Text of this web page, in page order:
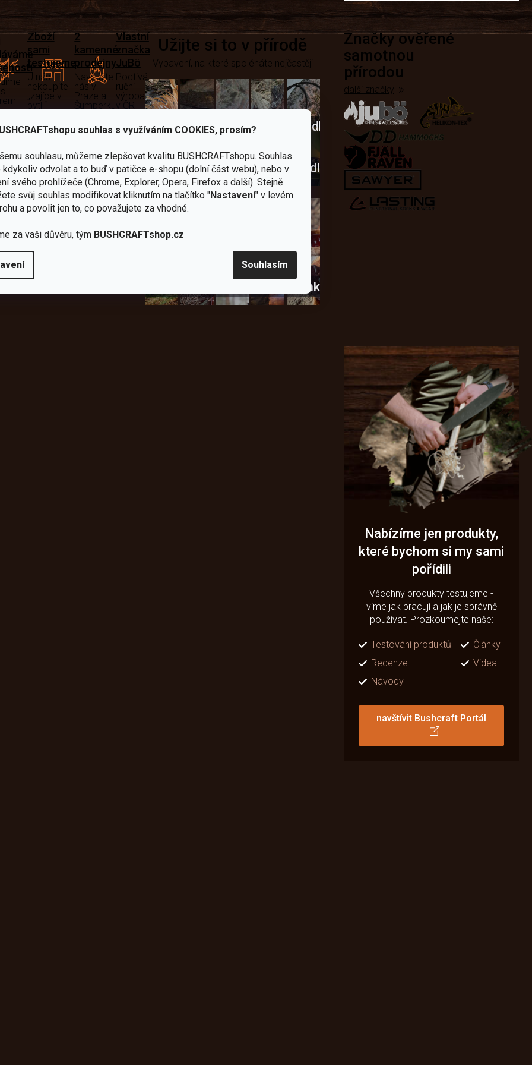
souhlas s využíváním COOKIES, prosím?
souhlasu, můžeme zlepšovat kvalitu BUSHCRAFTshopu. Souhlas
kdykoliv odvolat a to buď v patičce e-shopu (dolní část webu), nebo v
svého prohlížeče (Chrome, Explorer, Opera, Firefox a další). Stejně
svůj souhlas modifikovat kliknutím na tlačítko "Nastavení" v levém
a povolit jen to, co považujete za vhodné.
za vaši důvěru, tým BUSHCRAFTshop.cz
Souhlasím
Zboží
sami
testujeme
U nás
nekoupíte
„zajíce v
pytli“
2
kamenné
prodejny
Navštivte
nás v
Praze a
Šumperku
Vlastní
značka
JuBö
Poctivá
ruční
výroba
v ČR
skvělé výhody
Užijte si to v přírodě
Vybavení, na které spoléháte nejčastěji
NožeSekery
Vařiče
kartušeNádobí
Křesadla
škrtadla
Novinky
Značky ověřené
samotnou
přírodou
další značky
Nabízíme jen produkty,
které bychom si my sami
pořídili
Všechny produkty testujeme -
víme jak pracují a jak je správně
používat. Prozkoumejte naše:
Testování produktů
Články
Recenze
Videa
Návody
navštívit Bushcraft Portál